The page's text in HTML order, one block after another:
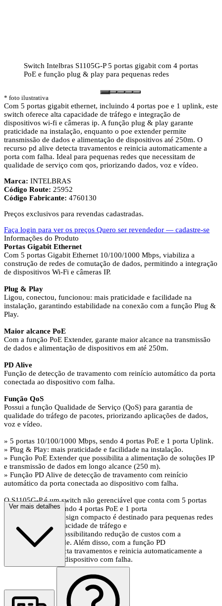
Switch Intelbras S1105G-P 5 portas gigabit com 4 portas
PoE e função plug & play para pequenas redes
* foto ilustrativa
Com 5 portas gigabit ethernet, incluindo 4 portas poe e 1 uplink, este
switch oferece alta capacidade de tráfego e integração de
dispositivos wi-fi e câmeras ip. A função plug & play garante
praticidade na instalação, enquanto o poe extender permite
transmissão de dados e alimentação de dispositivos até 250m. O
recurso pd alive detecta travamentos e reinicia automaticamente a
porta com falha. Ideal para pequenas redes que necessitam de
qualidade de serviço com qos, priorizando dados, voz e vídeo.
Marca: INTELBRAS
Código Route: 25952
Código Fabricante: 4760130
Preços exclusivos para revendas cadastradas.
Faça login para ver os preços Quero ser revendedor — cadastre-se
Informações do Produto
Portas Gigabit Ethernet
Com 5 portas Gigabit Ethernet 10/100/1000 Mbps, viabiliza a
construção de redes de comutação de dados, permitindo a integração
de dispositivos Wi-Fi e câmeras IP.
Plug & Play
Ligou, conectou, funcionou: mais praticidade e facilidade na
instalação, garantindo estabilidade na conexão com a função Plug &
Play.
Maior alcance PoE
Com a função PoE Extender, garante maior alcance na transmissão
de dados e alimentação de dispositivos em até 250m.
PD Alive
Função de detecção de travamento com reinício automático da porta
conectada ao dispositivo com falha.
Função QoS
Possui a função Qualidade de Serviço (QoS) para garantia de
qualidade do tráfego de pacotes, priorizando aplicações de dados,
voz e vídeo.
» 5 portas 10/100/1000 Mbps, sendo 4 portas PoE e 1 porta Uplink.
» Plug & Play: mais praticidade e facilidade na instalação.
» Função PoE Extender que possibilita a alimentação de soluções IP
e transmissão de dados em longo alcance (250 m).
» Função PD Alive de detecção de travamento com reinício
automático da porta conectada ao dispositivo com falha.
O S1105G-P é um switch não gerenciável que conta com 5 portas
Gigabit Ethernet, sendo 4 portas PoE e 1 porta
Uplink. Com seu design compacto é destinado para pequenas redes
que demandam capacidade de tráfego e
alimentação PoE, possibilitando redução de custos com a
infraestrutura da rede. Além disso, com a função PD
Alive o switch detecta travamentos e reinicia automaticamente a
porta conectada ao dispositivo com falha.
Ver mais detalhes